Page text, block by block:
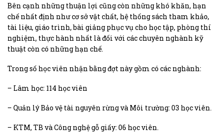
Bên cạnh những thuận lợi cũng còn những khó khăn, hạn
chế nhất định như cơ sở vật chất, hệ thống sách tham khảo,
tài liệu, giáo trình, bài giảng phục vụ cho học tập, phòng thí
nghiệm, thực hành nhất là đối với các chuyên nghành kỹ
thuật còn có những hạn chế.
Trong số học viên nhận bằng đợt này gồm có các nghành:
– Lâm học: 114 học viên
– Quản lý Bảo vệ tài nguyên rừng và Môi trường: 03 học viên.
– KTM, TB và Công nghệ gỗ giấy: 06 học viên.